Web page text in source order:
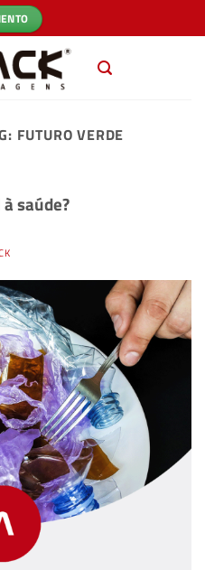
FUTURO VERDE
saúde?